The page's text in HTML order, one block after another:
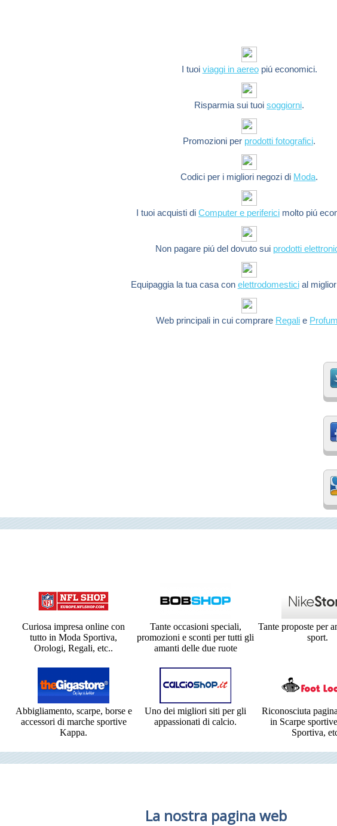
I tuoi viaggi in aereopiú economici.
Risparmia sui tuoisoggiorni.
Promozioni per prodotti fotografici.
Codici per i migliori negozi di Moda.
I tuoi acquisti diComputer e periferici molto piú
Non pagare piú del dovuto sui prodotti
Equipaggia la tua casa con elettrodomesticial
Web principali in cui comprare Regali e
Curiosa impresa online con
tutto in Moda Sportiva,
Orologi, Regali, etc..
Tante occasioni speciali,
promozioni e sconti per tutti gli
amanti delle due ruote
Tante proposte per
sport.
Abbigliamento, scarpe, borse e
accessori di marche sportive
Kappa.
Uno dei migliori siti per gli
appassionati di calcio.
Riconosciuta
in Scarpe
Sportiva,
La nostra pagina web